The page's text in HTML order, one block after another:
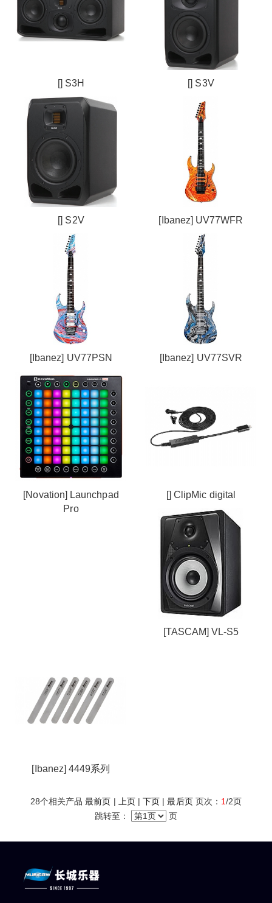
[] S3H [] S3V
[] S2V [Ibanez] UV77WFR
[Ibanez] UV77PSN [Ibanez] UV77SVR
[Novation] Launchpad
Pro
[] ClipMic digital
[TASCAM] VL-S5
[Ibanez] 4449系列
28个相关产品最前页 | 上页|下页 |最后页页次： 1/2页
跳转至：
页